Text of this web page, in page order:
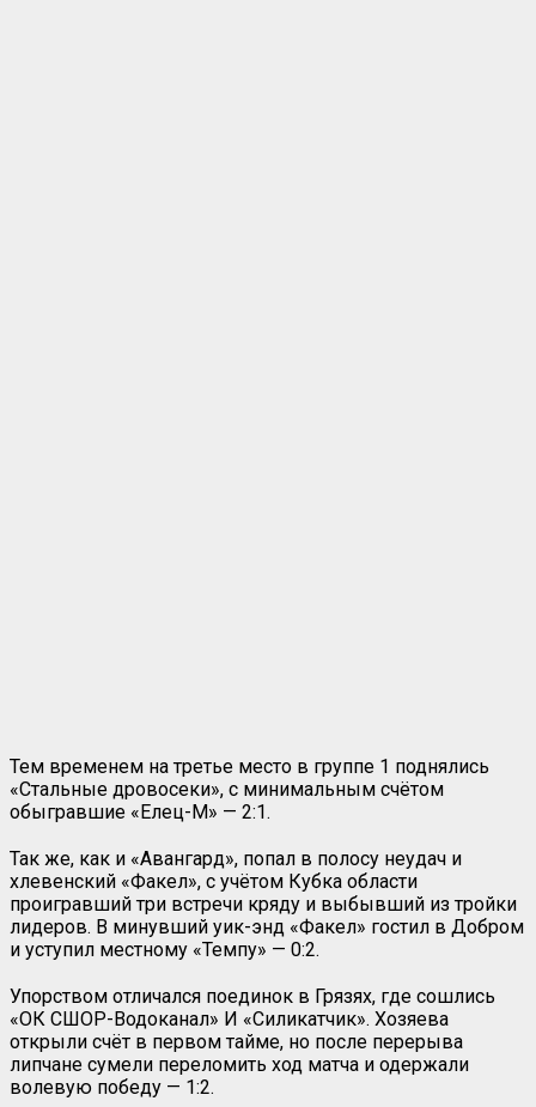
Тем временем на третье место в группе 1 поднялись
«Стальные дровосеки», с минимальным счётом
обыгравшие «Елец-М» — 2:1.
Так же, как и «Авангард», попал в полосу неудач и
хлевенский «Факел», с учётом Кубка области
проигравший три встречи кряду и выбывший из тройки
лидеров. В минувший уик-энд «Факел» гостил в Добром
и уступил местному «Темпу» — 0:2.
Упорством отличался поединок в Грязях, где сошлись
«ОК СШОР-Водоканал» И «Силикатчик». Хозяева
открыли счёт в первом тайме, но после перерыва
липчане сумели переломить ход матча и одержали
волевую победу — 1:2.